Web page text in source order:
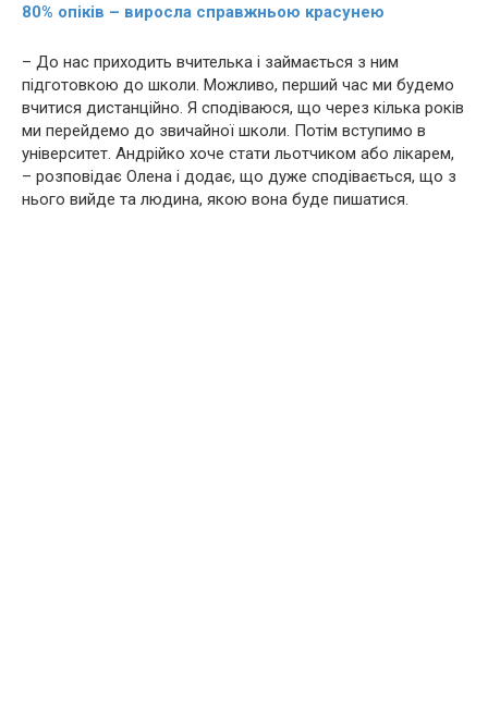
80% опiків – виросла справжньою красунею
– До нас приходить вчителька і займається з ним
підготовкою до школи. Можливо, перший час ми будемо
вчитися дистанційно. Я сподіваюся, що через кілька років
ми перейдемо до звичайної школи. Потім вступимо в
університет. Андрійко хоче стати льотчиком або лікарем,
– розповідає Олена і додає, що дуже сподівається, що з
нього вийде та людина, якою вона буде пишатися.